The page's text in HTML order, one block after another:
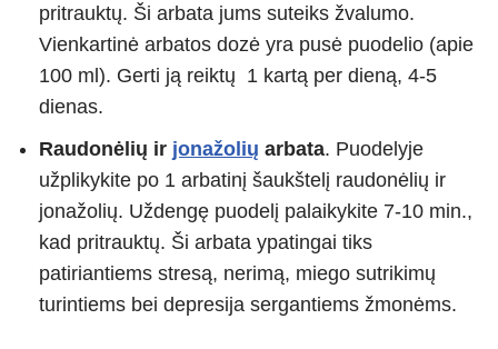
pritrauktų. Ši arbata jums suteiks žvalumo.
Vienkartinė arbatos dozė yra pusė puodelio (apie
100 ml). Gerti ją reiktų 1 kartą per dieną, 4-5
dienas.
Raudonėlių ir jonažolių arbata. Puodelyje
užplikykite po 1 arbatinį šaukštelį raudonėlių ir
jonažolių. Uždengę puodelį palaikykite 7-10 min.,
kad pritrauktų. Ši arbata ypatingai tiks
patiriantiems stresą, nerimą, miego sutrikimų
turintiems bei depresija sergantiems žmonėms.